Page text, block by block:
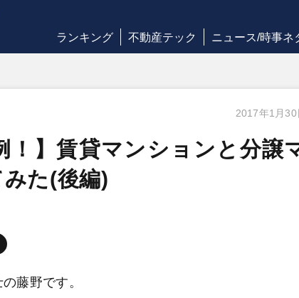
ランキング 不動産テック ニュース/時事ネ
2017年1月30
！】賃貸マンションと分譲
た(後編)
藤野です。